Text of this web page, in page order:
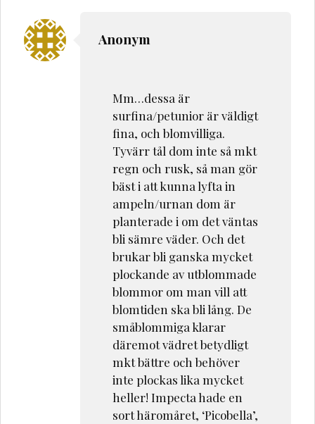
Anonym
Mm…dessa är
surfina/petunior är väldigt
fina, och blomvilliga.
Tyvärr tål dom inte så mkt
regn och rusk, så man gör
bäst i att kunna lyfta in
ampeln/urnan dom är
planterade i om det väntas
bli sämre väder. Och det
brukar bli ganska mycket
plockande av utblommade
blommor om man vill att
blomtiden ska bli lång. De
småblommiga klarar
däremot vädret betydligt
mkt bättre och behöver
inte plockas lika mycket
heller! Impecta hade en
sort häromåret, ‘Picobella’,